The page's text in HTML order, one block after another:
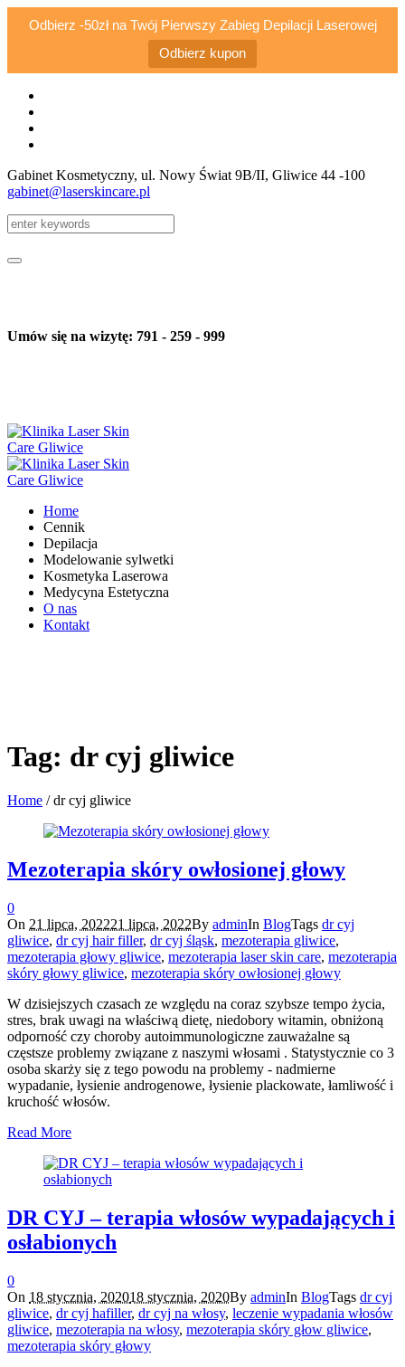
Odbierz -50zł na Twój Pierwszy Zabieg Depilacji Laserowej
Odbierz kupon
Gabinet Kosmetyczny, ul. Nowy Świat 9B/II, Gliwice 44 -100
gabinet@laserskincare.pl
Umów się na wizytę: 791 - 259 - 999
Home
Cennik
Depilacja
Modelowanie sylwetki
Kosmetyka Laserowa
Medycyna Estetyczna
O nas
Kontakt
Tag: dr cyj gliwice
Home /dr cyj gliwice
Mezoterapia skóry owłosionej głowy
0
On 21 lipca, 202221 lipca, 2022By adminIn BlogTags dr cyj
gliwice, dr cyj hair filler, dr cyj śląsk, mezoterapia gliwice,
mezoterapia głowy gliwice, mezoterapia laser skin care, mezoterapia
skóry głowy gliwice, mezoterapia skóry owłosionej głowy
W dzisiejszych czasach ze względu na coraz szybsze tempo życia,
stres, brak uwagi na właściwą dietę, niedobory witamin, obniżoną
odporność czy choroby autoimmunologiczne zauważalne są
częstsze problemy związane z naszymi włosami . Statystycznie co 3
osoba skarży się z tego powodu na problemy - nadmierne
wypadanie, łysienie androgenowe, łysienie plackowate, łamliwość i
kruchość włosów.
Read More
DR CYJ – terapia włosów wypadających i
osłabionych
0
On 18 stycznia, 202018 stycznia, 2020By adminIn BlogTags dr cyj
gliwice, dr cyj hafiller, dr cyj na włosy, leczenie wypadania włosów
gliwice, mezoterapia na włosy, mezoterapia skóry głow gliwice,
mezoterapia skóry głowy